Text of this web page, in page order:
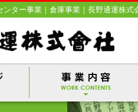
ター事業｜倉庫事業｜長野通運株式